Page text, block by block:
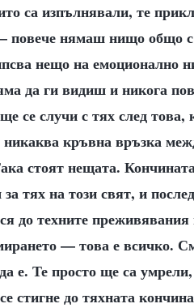
са изпълнявали, те
нямаш нищо общо с
нещо на емоционално
да ги видиш и никога
се случи с тях след това,
кръвна връзка
стоят нещата.
тях на този свят, и
до техните
— това е всичко.
е. Те просто ще са
стигне до тяхната